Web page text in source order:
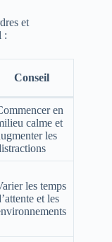
et
:
Conseil
en
calme et
les
les temps
et les